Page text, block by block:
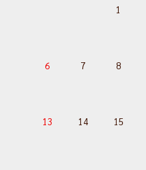
1
6 7 8
13 14 15